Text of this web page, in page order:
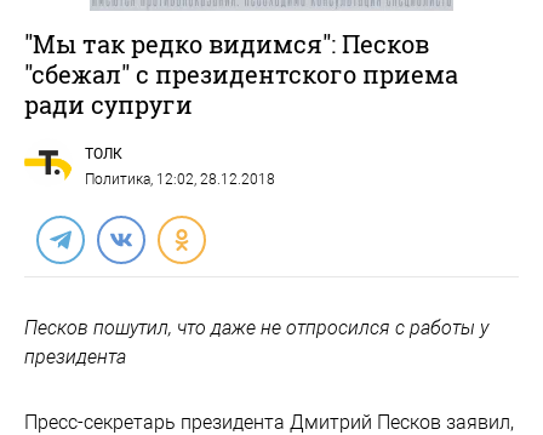
"Мы так редко видимся": Песков
"сбежал" с президентского приема
ради супруги
ТОЛК
Политика, 12:02, 28.12.2018
Песков пошутил, что даже не отпросился с работы у
президента
Пресс-секретарь президента Дмитрий Песков заявил,